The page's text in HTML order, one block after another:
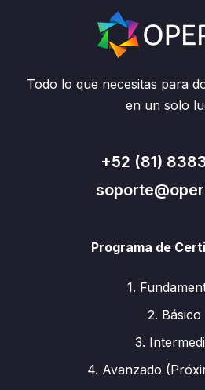
Todo lo que necesitas para
en un solo
+52 (81)
Programa de
1.
2. Básico
3.
4. Avanzado